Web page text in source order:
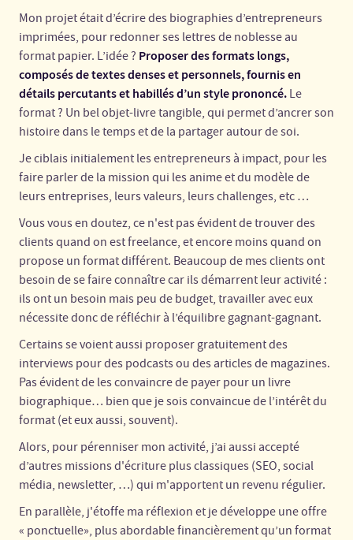
Mon projet était d’écrire des biographies d’entrepreneurs
imprimées, pour redonner ses lettres de noblesse au
format papier. L’idée ? Proposer des formats longs,
composés de textes denses et personnels, fournis en
détails percutants et habillés d’un style prononcé. Le
format ? Un bel objet-livre tangible, qui permet d’ancrer son
histoire dans le temps et de la partager autour de soi.
Je ciblais initialement les entrepreneurs à impact, pour les
faire parler de la mission qui les anime et du modèle de
leurs entreprises, leurs valeurs, leurs challenges, etc …
Vous vous en doutez, ce n'est pas évident de trouver des
clients quand on est freelance, et encore moins quand on
propose un format différent. Beaucoup de mes clients ont
besoin de se faire connaître car ils démarrent leur activité :
ils ont un besoin mais peu de budget, travailler avec eux
nécessite donc de réfléchir à l’équilibre gagnant-gagnant.
Certains se voient aussi proposer gratuitement des
interviews pour des podcasts ou des articles de magazines.
Pas évident de les convaincre de payer pour un livre
biographique… bien que je sois convaincue de l’intérêt du
format (et eux aussi, souvent).
Alors, pour pérenniser mon activité, j’ai aussi accepté
d’autres missions d'écriture plus classiques (SEO, social
média, newsletter, …) qui m'apportent un revenu régulier.
En parallèle, j'étoffe ma réflexion et je développe une offre
« ponctuelle», plus abordable financièrement qu’un format